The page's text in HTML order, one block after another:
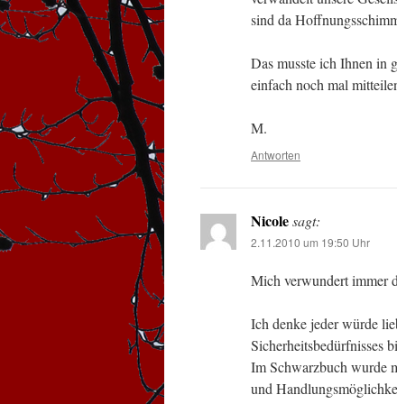
sind da
Das musste ich Ihnen in
einfach noch mal
M.
Antworten
Nicolesagt:
2.11.2010 um 19:50 Uhr
Mich verwundert immer
Ich denke jeder würde
Sicherheitsbedürfnisses
Im Schwarzbuch wurde
und